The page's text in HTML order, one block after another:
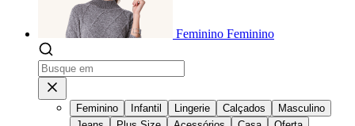
Feminino Feminino
Feminino Infantil Lingerie Calçados
Masculino